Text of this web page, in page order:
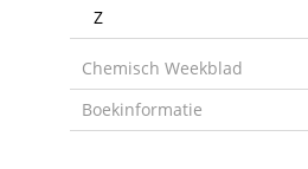
Z
Chemisch Weekblad
Boekinformatie